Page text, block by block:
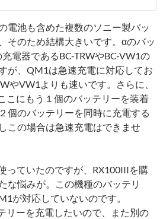
電池も含めた複数のソニー製バッ
そのため結構大きいです。αのバッ
電器であるBC-TRWやBC-VW1の
が、QM1は急速充電に対応してお
やVW1よりも速いです。さらに、
こにもう１個のバッテリーを装着
個のバッテリーを同時に充電する
この場合は急速充電はできませ
っていたのですが、RX100IIIを購
な悩みが。この機種のバッテリ
が対応していないのです。
リーを充電したいので、また別の